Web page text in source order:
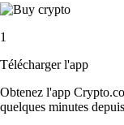
1
Télécharger l'app
Obtenez l'app
quelques minutes